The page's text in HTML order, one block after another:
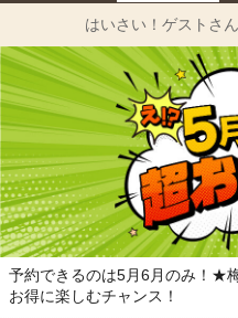
はいさい！ ゲストさ
予約できるのは5月6月のみ！★
お得に楽しむチャンス！